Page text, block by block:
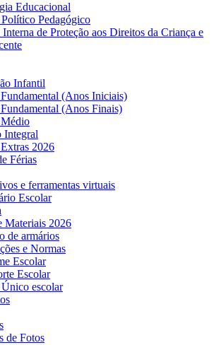
Educacional
Pedagógico
de Proteção aos Direitos da Criança e
Infantil
(Anos Iniciais)
(Anos Finais)
Integral
2026
Férias
e ferramentas virtuais
Escolar
Materiais 2026
de armários
e Normas
Escolar
Escolar
escolar
de Fotos